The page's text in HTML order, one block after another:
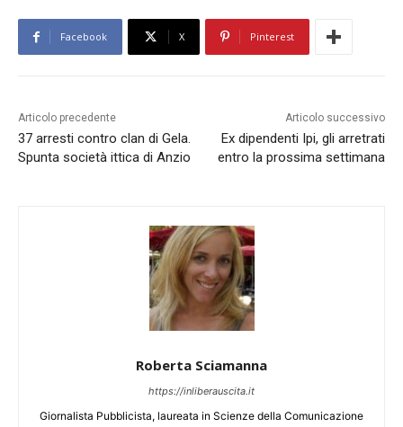
Facebook X Pinterest
Articolo precedente
37 arresti contro clan di Gela.
Spunta società ittica di Anzio
Articolo successivo
Ex dipendenti Ipi, gli arretrati
entro la prossima settimana
Roberta Sciamanna
https://inliberauscita.it
Giornalista Pubblicista, laureata in Scienze della Comunicazione